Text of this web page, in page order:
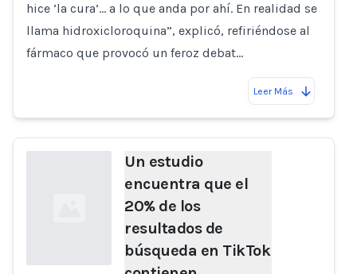
hice ‘la cura’… a lo que anda por ahí. En realidad se
llama hidroxicloroquina”, explicó, refiriéndose al
fármaco que provocó un feroz debat…
Leer Más
Un estudio
encuentra que el
20% de los
resultados de
búsqueda en TikTok